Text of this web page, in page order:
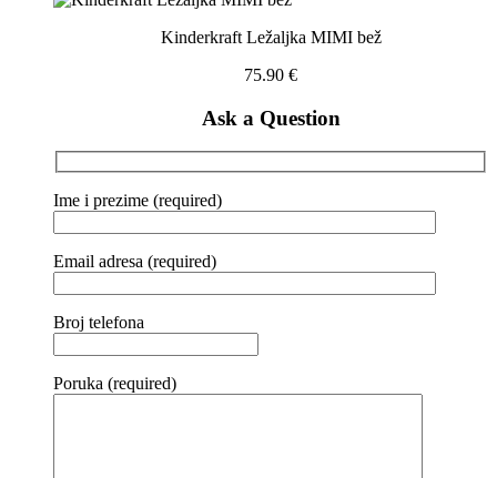
Kinderkraft Ležaljka MIMI bež
75.90 €
Ask a Question
Ime i prezime (required)
Email adresa (required)
Broj telefona
Poruka (required)